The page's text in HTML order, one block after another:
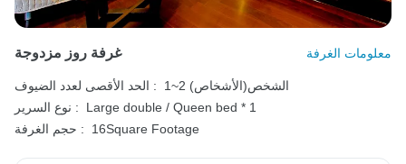
غرفة روز مزدوجة معلومات الغرفة
الحد الأقصى لعدد الضيوف :
1~2 الشخص(الأشخاص)
نوع السرير :
Large double / Queen bed * 1
حجم الغرفة :
16Square Footage